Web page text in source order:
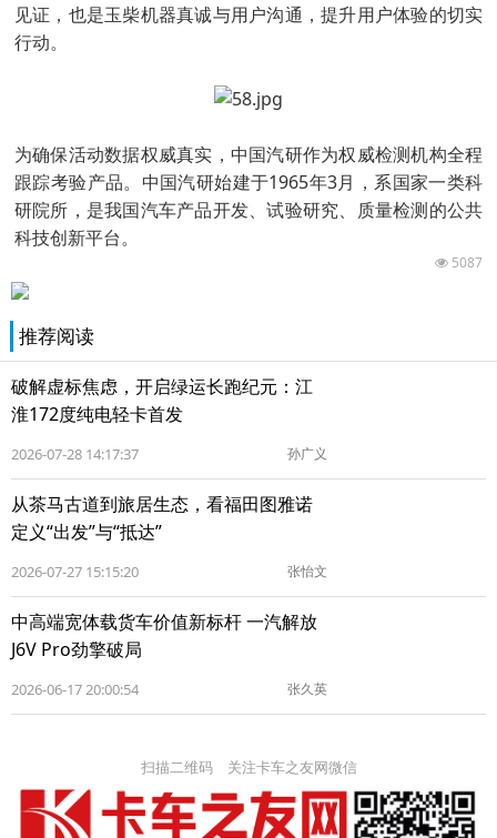
见证，也是玉柴机器真诚与用户沟通，提升用户体验的切实
行动。
为确保活动数据权威真实，中国汽研作为权威检测机构全程
跟踪考验产品。中国汽研始建于1965年3月，系国家一类科
研院所，是我国汽车产品开发、试验研究、质量检测的公共
科技创新平台。
5087
推荐阅读
破解虚标焦虑，开启绿运长跑纪元：江
淮172度纯电轻卡首发
2026-07-28 14:17:37 孙广义
从茶马古道到旅居生态，看福田图雅诺
定义“出发”与“抵达”
2026-07-27 15:15:20 张怡文
中高端宽体载货车价值新标杆 一汽解放
J6V Pro劲擎破局
2026-06-17 20:00:54 张久英
扫描二维码 关注卡车之友网微信